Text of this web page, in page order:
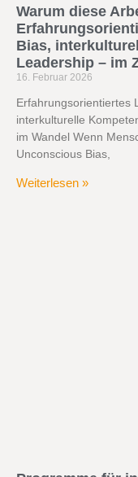
Warum diese
Bias,
Leadership – im
16. Februar 2026
Erfahrungsorientiertes
interkulturelle
im Wandel Wenn
Unconscious Bias,
Weiterlesen »